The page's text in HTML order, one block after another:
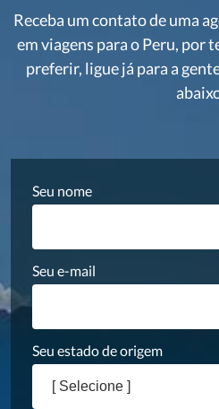
Receba um contato de uma
em viagens para o Peru, por
preferir, ligue já para a
Seu nome
Seu e-mail
Seu estado de origem